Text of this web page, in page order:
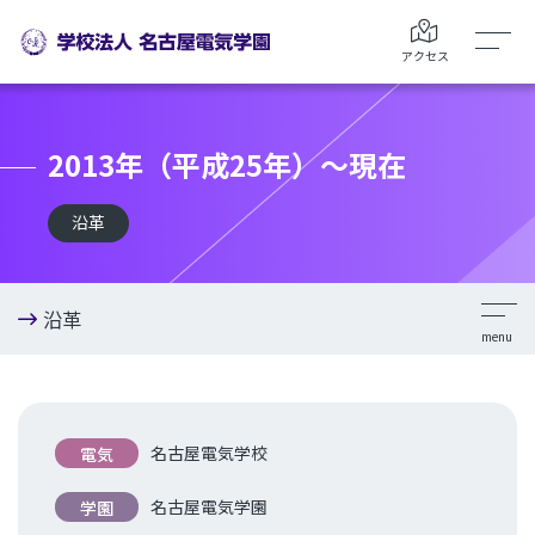
アクセス
2013年（平成25年）～現在
沿革
沿革
電気 名古屋電気学校
学園 名古屋電気学園